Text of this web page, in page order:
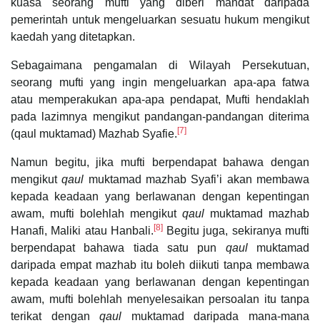
pemerintah untuk mengeluarkan sesuatu hukum mengikut
kaedah yang ditetapkan.
Sebagaimana pengamalan di Wilayah Persekutuan,
seorang mufti yang ingin mengeluarkan apa-apa fatwa
atau memperakukan apa-apa pendapat, Mufti hendaklah
pada lazimnya mengikut pandangan-pandangan diterima
(qaul muktamad) Mazhab Syafie.[7]
Namun begitu, jika mufti berpendapat bahawa dengan
mengikutqaul muktamad mazhab Syafi’i akan membawa
kepada keadaan yang berlawanan dengan kepentingan
awam, mufti bolehlah mengikut qaul muktamad mazhab
Hanafi, Maliki atau Hanbali.[8]Begitu juga, sekiranya mufti
berpendapat bahawa tiada satu pun qaul muktamad
daripada empat mazhab itu boleh diikuti tanpa membawa
kepada keadaan yang berlawanan dengan kepentingan
awam, mufti bolehlah menyelesaikan persoalan itu tanpa
terikat denganqaul muktamad daripada mana-mana